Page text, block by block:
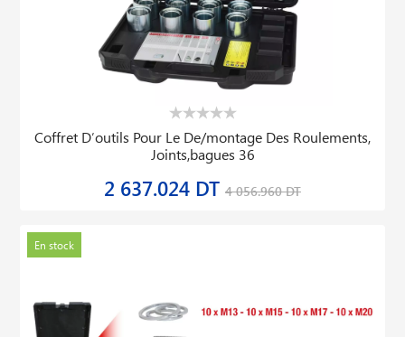
Coffret D′outils Pour Le De/montage Des Roulements,
Joints,bagues 36
2 637.024 DT 4 056.960 DT
En stock